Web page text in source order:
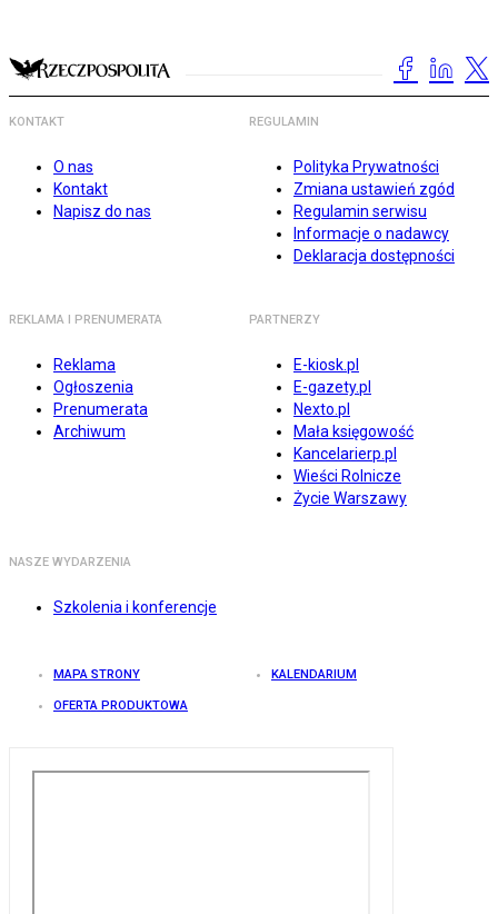
KONTAKT
O nas
Kontakt
Napisz do nas
REGULAMIN
Polityka Prywatności
Zmiana ustawień zgód
Regulamin serwisu
Informacje o nadawcy
Deklaracja dostępności
REKLAMA I PRENUMERATA
Reklama
Ogłoszenia
Prenumerata
Archiwum
PARTNERZY
E-kiosk.pl
E-gazety.pl
Nexto.pl
Mała księgowość
Kancelarierp.pl
Wieści Rolnicze
Życie Warszawy
NASZE WYDARZENIA
Szkolenia i konferencje
MAPA STRONY KALENDARIUM
OFERTA PRODUKTOWA